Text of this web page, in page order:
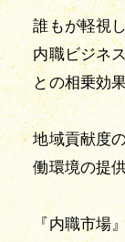
誰もが軽視
内職ビジネ
との相乗効
地域貢献度
働環境の提
『内職市場